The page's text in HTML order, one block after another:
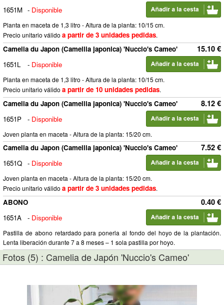
1651M - Disponible
Planta en maceta de 1,3 litro - Altura de la planta: 10/15 cm.
Precio unitario válido a partir de 3 unidades pedidas.
15.10 €
Camelia du Japon (Camellia japonica) 'Nuccio's Cameo'
1651L
- Disponible
Planta en maceta de 1,3 litro - Altura de la planta: 10/15 cm.
Precio unitario válido a partir de 10 unidades pedidas.
8.12 €
Camelia du Japon (Camellia japonica) 'Nuccio's Cameo'
1651P
- Disponible
Joven planta en maceta - Altura de la planta: 15/20 cm.
7.52 €
Camelia du Japon (Camellia japonica) 'Nuccio's Cameo'
1651Q - Disponible
Joven planta en maceta - Altura de la planta: 15/20 cm.
Precio unitario válido a partir de 3 unidades pedidas.
0.40 €
ABONO
1651A
- Disponible
Pastilla de abono retardado para ponerla al fondo del hoyo de la plantación.
Lenta liberación durante 7 a 8 meses – 1 sola pastilla por hoyo.
Fotos (5) : Camelia de Japón 'Nuccio's Cameo'